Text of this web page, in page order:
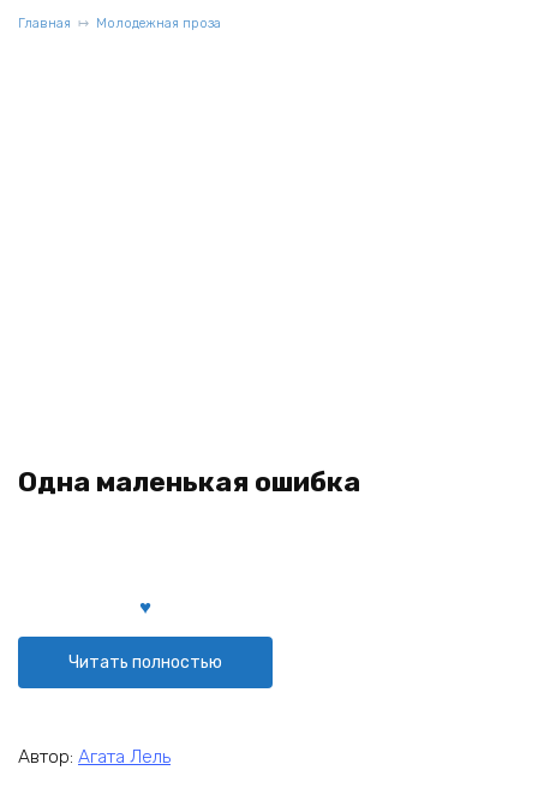
Главная Молодежная проза
Одна маленькая ошибка
Читать полностью
Автор: Агата Лель